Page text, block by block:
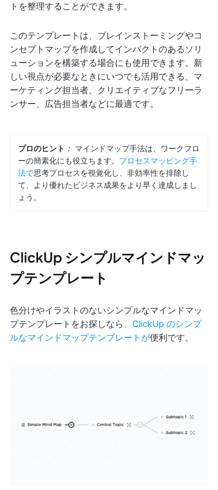
トを整理することができます。
このテンプレートは、ブレインストーミングやコ
ンセプトマップを作成してインパクトのあるソリ
ューションを構築する場合にも使用できます。新
しい視点が必要なときにいつでも活用できる、マ
ーケティング担当者、クリエイティブなフリーラ
ンサー、広告担当者などに最適です。
プロのヒント ： マインドマップ手法は、ワークフロ
ーの簡素化にも役立ちます。 プロセスマッピング手
法で思考プロセスを視覚化し、非効率性を排除し
て、より優れたビジネス成果をより早く達成しまし
ょう。
ClickUp シンプルマインドマッ
プテンプレート
色分けやイラストのないシンプルなマインドマッ
プテンプレートをお探しなら 、ClickUp のシンプ
ルなマインドマップテンプレートが便利です。